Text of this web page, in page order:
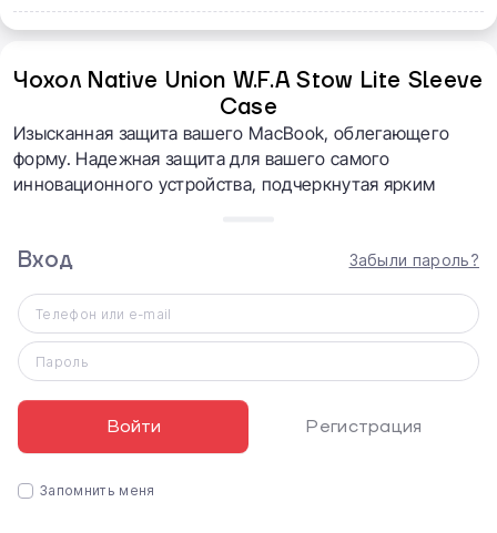
Чохол Native Union W.F.A Stow Lite Sleeve
Case
Изысканная защита вашего MacBook, облегающего
форму. Надежная защита для вашего самого
инновационного устройства, подчеркнутая ярким
Вход Забыли пароль?
Телефон или e-mail
Пароль
Войти Регистрация
Запомнить меня